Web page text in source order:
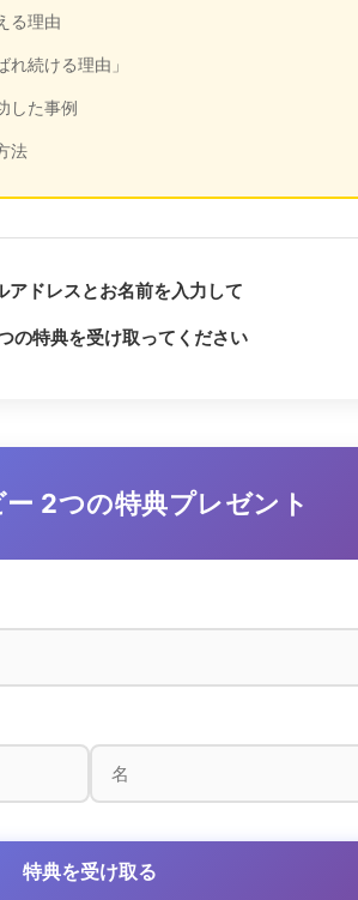
る理由
れ続ける理由」
した事例
法
アドレスとお名前を入力して
の特典を受け取ってください
2つの特典プレゼント
特典を受け取る